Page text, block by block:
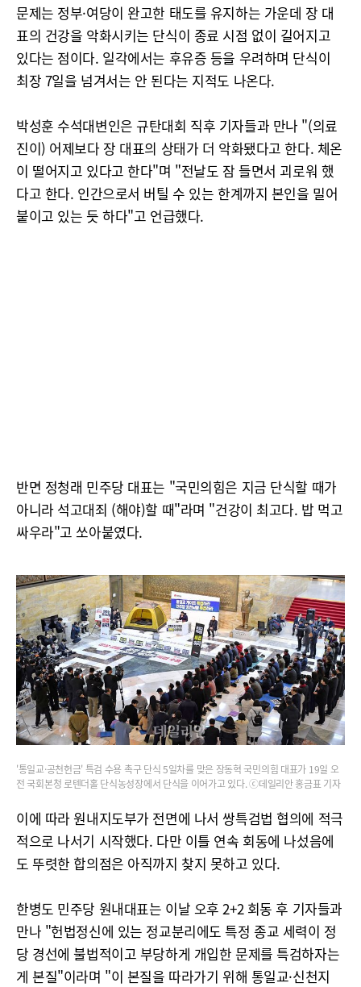
문제는 정부·여당이 완고한 태도를 유지하는 가운데 장 대
표의 건강을 악화시키는 단식이 종료 시점 없이 길어지고
있다는 점이다. 일각에서는 후유증 등을 우려하며 단식이
최장 7일을 넘겨서는 안 된다는 지적도 나온다.
박성훈 수석대변인은 규탄대회 직후 기자들과 만나 "(의료
진이) 어제보다 장 대표의 상태가 더 악화됐다고 한다. 체온
이 떨어지고 있다고 한다"며 "전날도 잠 들면서 괴로워 했
다고 한다. 인간으로서 버틸 수 있는 한계까지 본인을 밀어
붙이고 있는 듯 하다"고 언급했다.
반면 정청래 민주당 대표는 "국민의힘은 지금 단식할 때가
아니라 석고대죄 (해야)할 때"라며 "건강이 최고다. 밥 먹고
싸우라"고 쏘아붙였다.
'통일교·공천헌금' 특검 수용 촉구 단식 5일차를 맞은 장동혁 국민의힘 대표가 19일 오
전 국회본청 로텐더홀 단식농성장에서 단식을 이어가고 있다. ⓒ데일리안 홍금표 기자
이에 따라 원내지도부가 전면에 나서 쌍특검법 협의에 적극
적으로 나서기 시작했다. 다만 이틀 연속 회동에 나섰음에
도 뚜렷한 합의점은 아직까지 찾지 못하고 있다.
한병도 민주당 원내대표는 이날 오후 2+2 회동 후 기자들과
만나 "헌법정신에 있는 정교분리에도 특정 종교 세력이 정
당 경선에 불법적이고 부당하게 개입한 문제를 특검하자는
게 본질"이라며 "이 본질을 따라가기 위해 통일교·신천지